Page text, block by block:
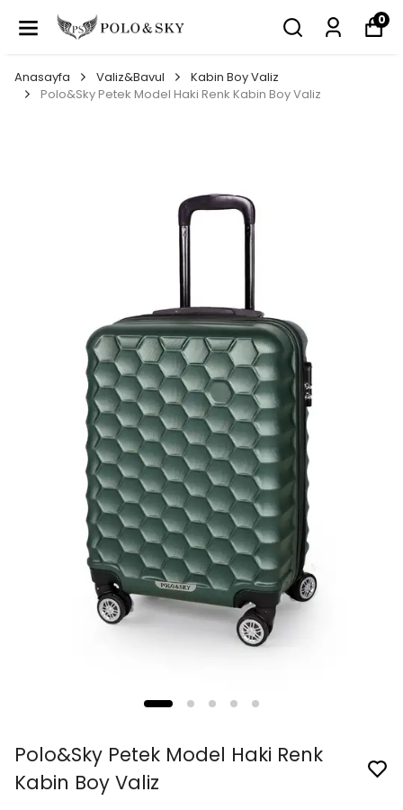
0
Anasayfa Valiz&Bavul
Kabin Boy Valiz
Polo&Sky Petek Model Haki Renk Kabin Boy Valiz
Polo&Sky Petek Model Haki Renk
Kabin Boy Valiz